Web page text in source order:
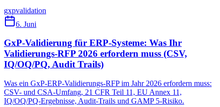
gxpvalidation
6. Juni
GxP-Validierung für ERP-Systeme: Was Ihr
Validierungs-RFP 2026 erfordern muss (CSV,
IQ/OQ/PQ, Audit Trails)
Was ein GxP-ERP-Validierungs-RFP im Jahr 2026 erfordern muss:
CSV- und CSA-Umfang, 21 CFR Teil 11, EU Annex 11,
IQ/OQ/PQ-Ergebnisse, Audit-Trails und GAMP 5-Risiko.